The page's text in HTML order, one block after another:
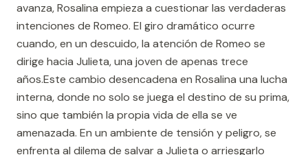
avanza, Rosalina empieza a cuestionar las verdaderas
intenciones de Romeo. El giro dramático ocurre
cuando, en un descuido, la atención de Romeo se
dirige hacia Julieta, una joven de apenas trece
años.Este cambio desencadena en Rosalina una lucha
interna, donde no solo se juega el destino de su prima,
sino que también la propia vida de ella se ve
amenazada. En un ambiente de tensión y peligro, se
enfrenta al dilema de salvar a Julieta o arriesgarlo